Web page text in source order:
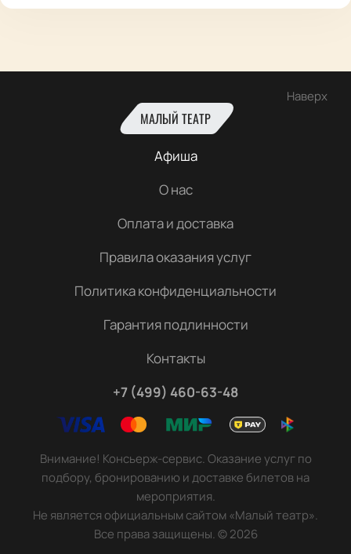
Наверх
МАЛЫЙ ТЕАТР
Афиша
О нас
Оплата и доставка
Правила оказания услуг
Политика конфиденциальности
Гарантия подлинности
Контакты
+7 (499) 460-63-48
Внимание! Консьерж-сервис. Оказание услуг по
подбору, бронированию и доставке билетов на
мероприятия.
Не является официальным сайтом «Малый театр».
Все права защищены.©2026